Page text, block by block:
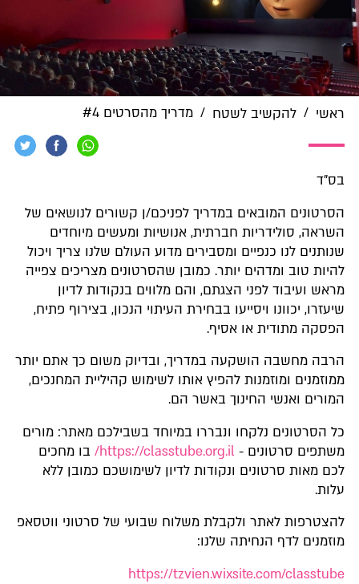
ראשי / להקשיב לשטח / מדריך מהסרטים #4
בס"ד
הסרטונים המובאים במדריך לפניכם/ן קשורים לנושאים של
השראה, סולידריות חברתית, אנושיות ומעשים מיוחדים
שנותנים לנו כנפיים ומסבירים מדוע העולם שלנו צריך ויכול
להיות טוב ומדהים יותר. כמובן שהסרטונים מצריכים צפייה
מראש ועיבוד לפני הצגתם, והם מלווים בנקודות לדיון
שיעזרו, יכוונו ויסייעו בבחירת העיתוי הנכון, בצירוף פתיח,
הפסקה מתודית או אסיף.
הרבה מחשבה הושקעה במדריך, ובדיוק משום כך אתם יותר
ממוזמנים ומוזמנות להפיץ אותו לשימוש קהיליית המחנכים,
המורים ואנשי החינוך באשר הם.
כל הסרטונים נלקחו ונבררו במיוחד בשבילכם מאתר: מורים
משתפים סרטונים - https://classtube.org.il/ בו מחכים
לכם מאות סרטונים ונקודות לדיון לשימושכם כמובן ללא
עלות.
להצטרפות לאתר ולקבלת משלוח שבועי של סרטוני ווטסאפ
מוזמנים לדף הנחיתה שלנו:
https://tzvien.wixsite.com/classtube